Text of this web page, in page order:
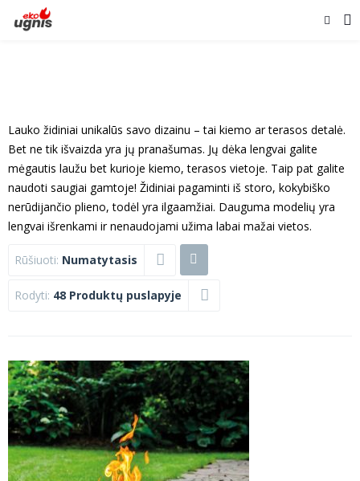
Lauko židiniai unikalūs savo dizainu – tai kiemo ar terasos detalė.
Bet ne tik išvaizda yra jų pranašumas. Jų dėka lengvai galite
mėgautis laužu bet kurioje kiemo, terasos vietoje. Taip pat galite
naudoti saugiai gamtoje! Židiniai pagaminti iš storo, kokybiško
nerūdijančio plieno, todėl yra ilgaamžiai. Dauguma modelių yra
lengvai išrenkami ir nenaudojami užima labai mažai vietos.
Rūšiuoti: Numatytasis
Rodyti: 48 Produktų puslapyje